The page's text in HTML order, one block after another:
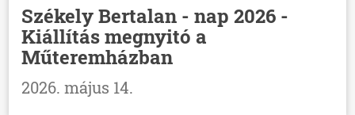
Székely Bertalan - nap 2026 -
Kiállítás megnyitó a
Műteremházban
2026. május 14.